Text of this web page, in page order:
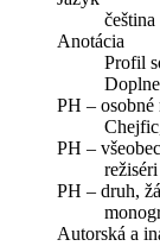
čeština
Anotácia
Profil
PH – osobné
PH –
režiséri
PH – druh,
Autorská a